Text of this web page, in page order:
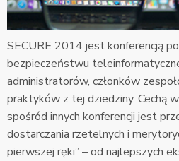
SECURE 2014 jest konferencją
bezpieczeństwu
administratorów, członków
praktyków z tej dziedziny. Cechą
spośród innych konferencji jest
dostarczania rzetelnych i
pierwszej ręki” – od najlepszych